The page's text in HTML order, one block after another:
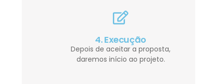
4. Execução
Depois de aceitar a proposta,
daremos início ao projeto.